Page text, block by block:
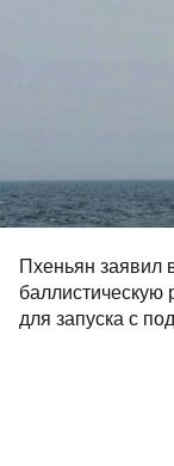
Пхеньян заявил
баллистическую
для запуска с